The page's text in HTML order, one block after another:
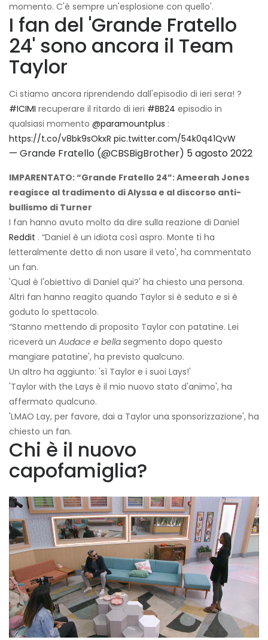
momento. C'è sempre un'esplosione con quello'.
I fan del 'Grande Fratello
24' sono ancora il Team
Taylor
Ci stiamo ancora riprendendo dall'episodio di ieri sera! ?
#ICIMI recuperare il ritardo di ieri #BB24 episodio in
qualsiasi momento @paramountplus :
https://t.co/v8bk9sOkxR pic.twitter.com/54k0q41QvW
— Grande Fratello (@CBSBigBrother) 5 agosto 2022
IMPARENTATO: “Grande Fratello 24”: Ameerah Jones
reagisce al tradimento di Alyssa e al discorso anti-
bullismo di Turner
I fan hanno avuto molto da dire sulla reazione di Daniel
Reddit . “Daniel è un idiota così aspro. Monte ti ha
letteralmente detto di non usare il veto', ha commentato
un fan.
'Qual è l'obiettivo di Daniel qui?' ha chiesto una persona.
Altri fan hanno reagito quando Taylor si è seduto e si è
goduto lo spettacolo.
“Stanno mettendo di proposito Taylor con patatine. Lei
riceverà un Audace e bella segmento dopo questo
mangiare patatine', ha previsto qualcuno.
Un altro ha aggiunto: 'sì Taylor e i suoi Lays!'
'Taylor with the Lays è il mio nuovo stato d'animo', ha
affermato qualcuno.
'LMAO Lay, per favore, dai a Taylor una sponsorizzazione', ha
chiesto un fan.
Chi è il nuovo
capofamiglia?